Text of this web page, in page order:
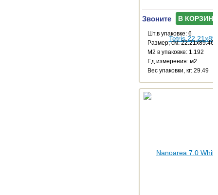
Звоните В КОРЗИНУ
Шт.в упаковке: 6
Размер, см: 22.21x89.46
М2 в упаковке: 1.192
Ед.измерения: м2
Веc упаковки, кг: 29.49